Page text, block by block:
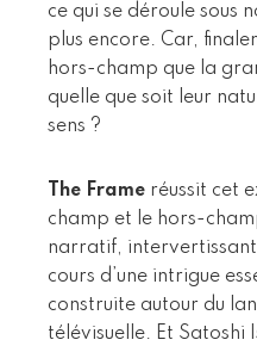
ce qui se déroule sous
plus encore. Car,
hors-champ que la
quelle que soit leur
sens ?
The Frame réussit cet
champ et le hors-
narratif,
cours d’une intrigue
construite autour du
télévisuelle. Et Satoshi